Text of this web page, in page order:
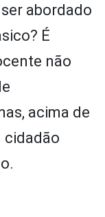
abordado
É
não
acima de
cidadão